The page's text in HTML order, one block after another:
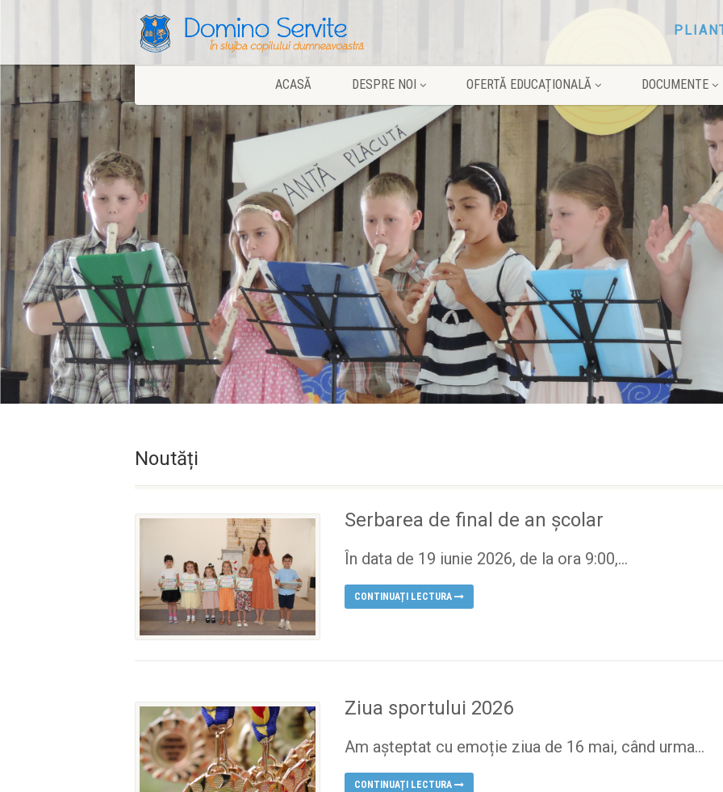
ACASĂ DESPRE NOI OFERTĂ EDUCAȚIONALĂ DOCUMENTE
Noutăți
Serbarea de final de an școlar
În data de 19 iunie 2026, de la ora 9:00,...
CONTINUAȚI LECTURA
Ziua sportului 2026
Am așteptat cu emoție ziua de 16 mai, când urma...
CONTINUAȚI LECTURA